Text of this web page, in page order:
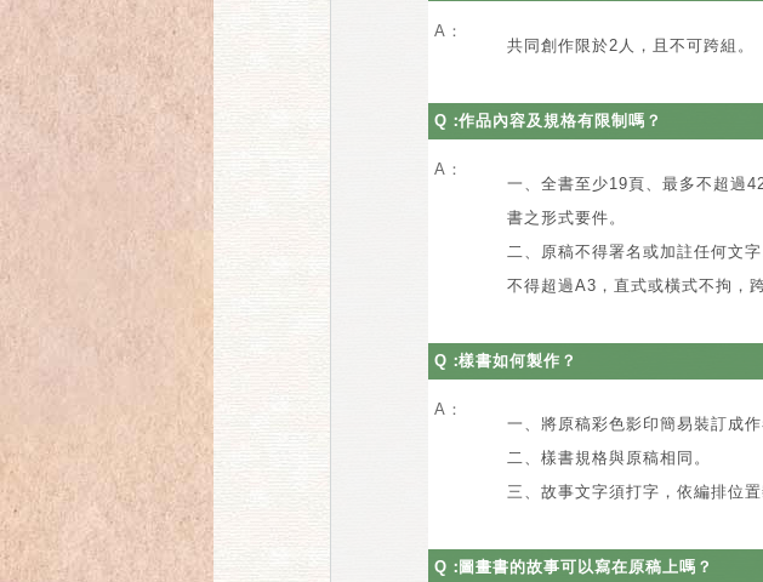
A：
共同創作限於2人，且不可跨組。
Q：作品內容及規格有限制嗎？
A：
一、全書至少19頁、最多不超過
書之形式要件。
二、原稿不得署名或加註任何文
不得超過A3，直式或橫式不拘，
Q：樣書如何製作？
A：
一、將原稿彩色影印簡易裝訂成
二、樣書規格與原稿相同。
三、故事文字須打字，依編排位
Q：圖畫書的故事可以寫在原稿上嗎？